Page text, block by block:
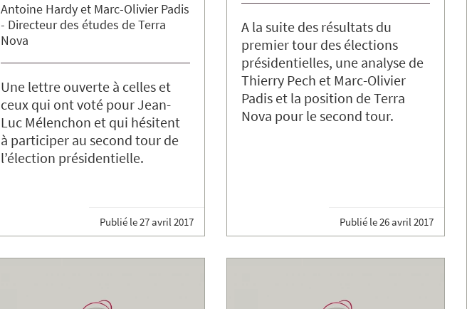
Antoine Hardy Marc-Olivier Padis
Directeur des études de Terra
Nova
Une lettre ouverte à celles et
ceux qui ont voté pour Jean-
Luc Mélenchon et qui hésitent
à participer au second tour de
l’élection présidentielle.
Publié le27 avril 2017
A la suite des résultats du
premier tour des élections
présidentielles, une analyse de
Thierry Pech et Marc-Olivier
Padis et la position de Terra
Nova pour le second tour.
Publié le26 avril 2017